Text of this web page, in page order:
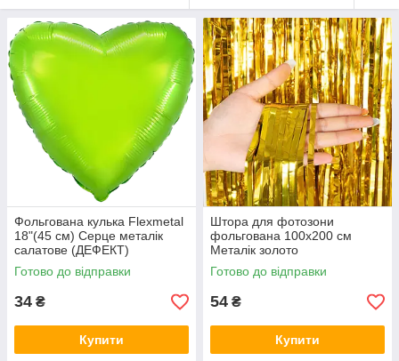
Фольгована кулька Flexmetal
18"(45 см) Серце металік
салатове (ДЕФЕКТ)
Готово до відправки
34 ₴
Купити
Штора для фотозони
фольгована 100х200 см
Металік золото
Готово до відправки
54 ₴
Купити